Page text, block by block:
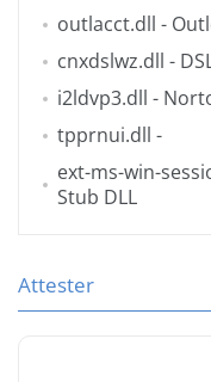
outlacct.dll -
cnxdslwz.dll -
i2ldvp3.dll -
tpprnui.dll -
ext-ms-win-
Stub DLL
Attester